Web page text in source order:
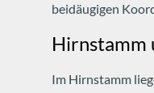
beidäugigen
Hirnstamm
Im Hirnstamm